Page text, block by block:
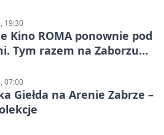
19:30
Kino ROMA ponownie pod
Tym razem na Zaborzu
07:00
Giełda na Arenie Zabrze –